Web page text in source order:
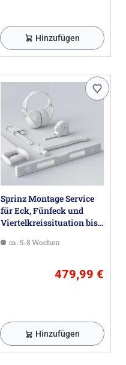
Hinzufügen
Sprinz Montage Service
für Eck, Fünfeck und
Viertelkreissituation bis
ca. 5-8 Wochen
479,99 €
Hinzufügen